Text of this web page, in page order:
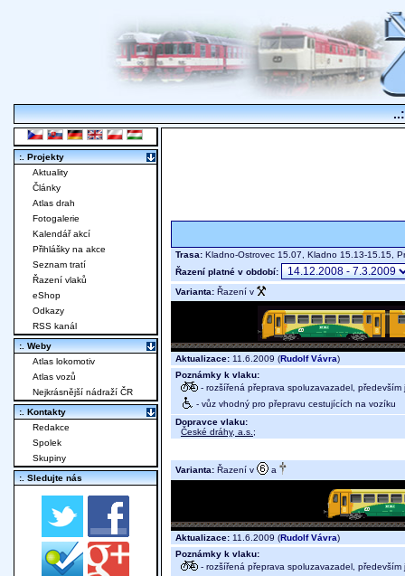
Trasa: Kladno-Ostrovec 15.07, Kladno 15.13-15.15,
Řazení platné v období:
Varianta: Řazení v
Aktualizace: 11.6.2009 (Rudolf Vávra)
Poznámky k vlaku:
- rozšířená přeprava spoluzavazadel, především
- vůz vhodný pro přepravu cestujících na vozíku
Dopravce vlaku:
České dráhy, a.s. ;
Varianta: Řazení v a
Aktualizace: 11.6.2009 (Rudolf Vávra)
Poznámky k vlaku:
- rozšířená přeprava spoluzavazadel, především
:. Projekty
Aktuality
Články
Atlas drah
Fotogalerie
Kalendář akcí
Přihlášky na akce
Seznam tratí
Řazení vlaků
eShop
Odkazy
RSS kanál
:. Weby
Atlas lokomotiv
Atlas vozů
Nejkrásnější nádraží ČR
:. Kontakty
Redakce
Spolek
Skupiny
:. Sledujte nás